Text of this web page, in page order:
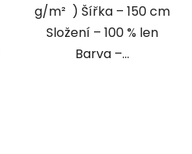
g/m² ) Šířka – 150 cm
Složení – 100 % len
Barva –...